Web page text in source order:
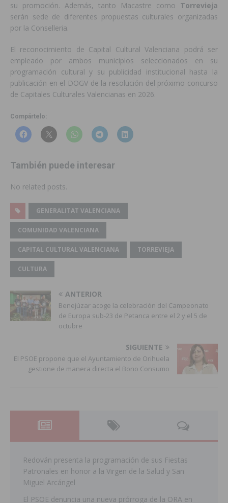
su promoción. Además, tanto Macastre como Torrevieja
serán sede de diferentes propuestas culturales organizadas
por la Conselleria.
El reconocimiento de Capital Cultural Valenciana podrá ser
empleado por ambos municipios seleccionados en su
programación cultural y su publicidad institucional hasta la
publicación en el DOGV de la resolución del próximo concurso
de Capitales Culturales Valencianas en 2026.
Compártelo:
También puede interesar
No related posts.
GENERALITAT VALENCIANA
COMUNIDAD VALENCIANA
CAPITAL CULTURAL VALENCIANA TORREVIEJA
CULTURA
ANTERIOR
Benejúzar acoge la celebración del Campeonato
de Europa sub-23 de Petanca entre el 2 y el 5 de
octubre
SIGUIENTE
El PSOE propone que el Ayuntamiento de Orihuela
gestione de manera directa el Bono Consumo
Redován presenta la programación de sus Fiestas
Patronales en honor a la Virgen de la Salud y San
Miguel Arcángel
El PSOE denuncia una nueva prórroga de la ORA en